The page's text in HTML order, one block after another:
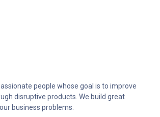
people whose goal is to improve
disruptive products. We build great
business problems.